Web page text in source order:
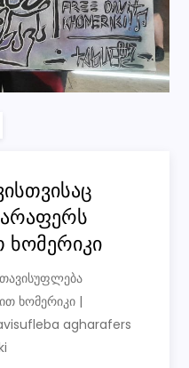
ხომერიკი
თავისუფლება
ხომერიკი |
agharafers